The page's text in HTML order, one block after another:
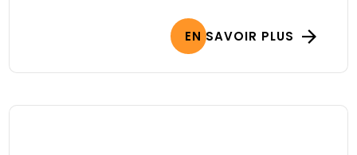
EN SAVOIR PLUS